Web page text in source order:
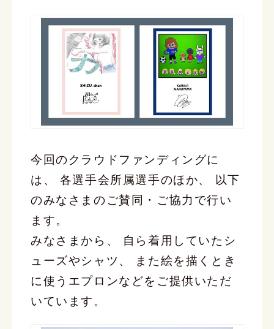
今回のクラウドファンディングに
は、 各選手会所属選手のほか、 以下
のみなさまのご賛同・ご協力で行い
ます。
みなさまから、 自ら着用していたシ
ューズやシャツ、 また絵を描くとき
に使うエプロンなどをご提供いただ
いています。